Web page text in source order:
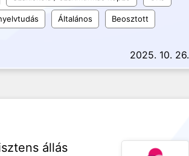
Általános Beosztott
2025. 10. 26.
állás